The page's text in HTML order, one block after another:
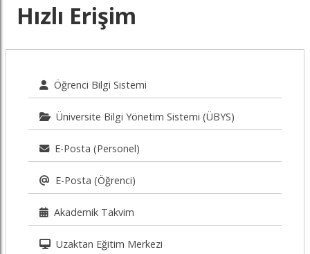
Hızlı Erişim
Öğrenci Bilgi Sistemi
Üniversite Bilgi Yönetim Sistemi (ÜBYS)
E-Posta (Personel)
E-Posta (Öğrenci)
Akademik Takvim
Uzaktan Eğitim Merkezi